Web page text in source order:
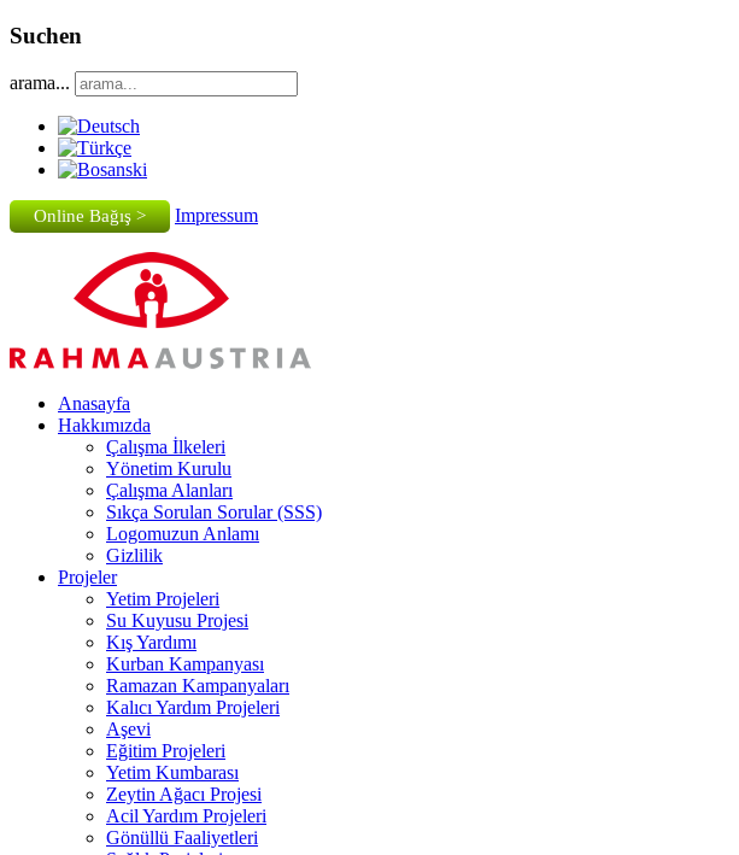
Suchen
arama...
Online Bağış > Impressum
Anasayfa
Hakkımızda
Çalışma İlkeleri
Yönetim Kurulu
Çalışma Alanları
Sıkça Sorulan Sorular (SSS)
Logomuzun Anlamı
Gizlilik
Projeler
Yetim Projeleri
Su Kuyusu Projesi
Kış Yardımı
Kurban Kampanyası
Ramazan Kampanyaları
Kalıcı Yardım Projeleri
Aşevi
Eğitim Projeleri
Yetim Kumbarası
Zeytin Ağacı Projesi
Acil Yardım Projeleri
Gönüllü Faaliyetleri